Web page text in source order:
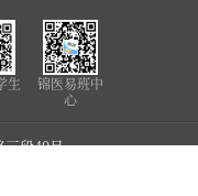
生
锦医易班中
心
段40号